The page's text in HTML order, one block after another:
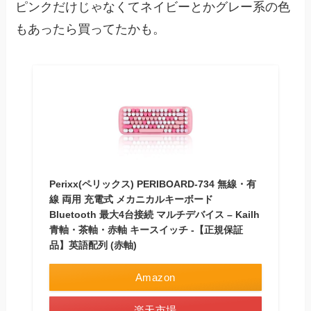
ピンクだけじゃなくてネイビーとかグレー系の色
もあったら買ってたかも。
Perixx(ペリックス) PERIBOARD-734 無線・有
線 両用 充電式 メカニカルキーボード
Bluetooth 最大4台接続 マルチデバイス – Kailh
青軸・茶軸・赤軸 キースイッチ -【正規保証
品】英語配列 (赤軸)
Amazon